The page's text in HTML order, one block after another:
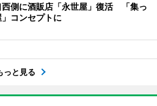
西側に酒販店「永世屋」復活 「集っ
コンセプトに
っと見る